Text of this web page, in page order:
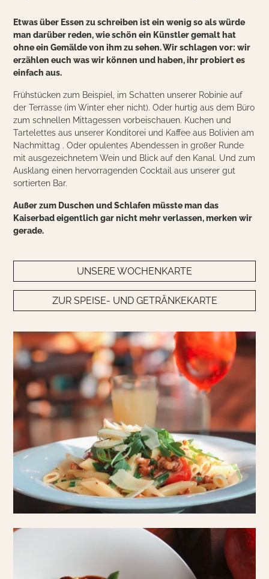
Etwas über Essen zu schreiben ist ein wenig so als würde
man darüber reden, wie schön ein Künstler gemalt hat
ohne ein Gemälde von ihm zu sehen. Wir schlagen vor: wir
erzählen euch was wir können und haben, ihr probiert es
einfach aus.
Frühstücken zum Beispiel, im Schatten unserer Robinie auf
der Terrasse (im Winter eher nicht). Oder hurtig aus dem Büro
zum schnellen Mittagessen vorbeischauen. Kuchen und
Tartelettes aus unserer Konditorei und Kaffee aus Bolivien am
Nachmittag . Oder opulentes Abendessen in großer Runde
mit ausgezeichnetem Wein und Blick auf den Kanal. Und zum
Ausklang einen hervorragenden Cocktail aus unserer gut
sortierten Bar.
Außer zum Duschen und Schlafen müsste man das
Kaiserbad eigentlich gar nicht mehr verlassen, merken wir
gerade.
UNSERE WOCHENKARTE
ZUR SPEISE- UND GETRÄNKEKARTE